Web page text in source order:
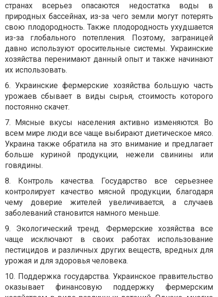
странах всерьез опасаются недостатка воды в
природных бассейнах, из-за чего земли могут потерять
свою плодородность. Также плодородность ухудшается
из-за глобального потепления. Поэтому, заграницей
давно используют оросительные системы. Украинские
хозяйства перенимают данный опыт и также начинают
их использовать.
6. Украинские фермерские хозяйства большую часть
урожаев сбывает в виды сырья, стоимость которого
постоянно скачет.
7. Мясные вкусы населения активно изменяются. Во
всем мире люди все чаще выбирают диетическое мясо.
Украина также обратила на это внимание и предлагает
больше куриной продукции, нежели свинины или
говядины.
8. Контроль качества. Государство все серьезнее
контролирует качество мясной продукции, благодаря
чему доверие жителей увеличивается, а случаев
заболеваний становится намного меньше.
9. Экологический тренд. Фермерские хозяйства все
чаще исключают в своих работах использование
пестицидов и различных других веществ, вредных для
урожая и для здоровья человека.
10. Поддержка государства. Украинское правительство
оказывает финансовую поддержку фермерским